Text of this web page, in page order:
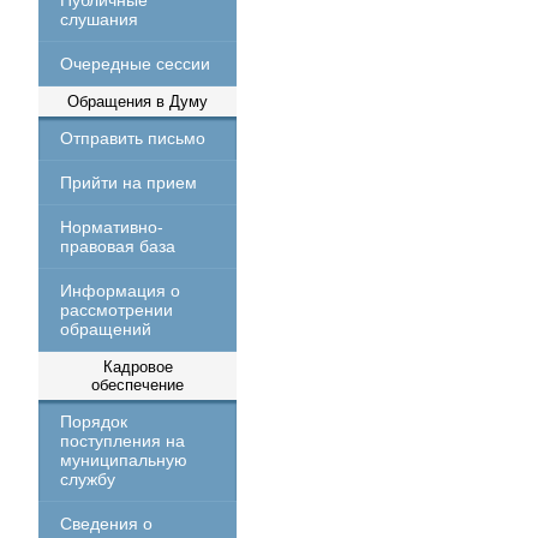
слушания
Очередные сессии
Обращения в Думу
Отправить письмо
Прийти на прием
Нормативно-
правовая база
Информация о
рассмотрении
обращений
Кадровое
обеспечение
Порядок
поступления на
муниципальную
службу
Сведения о